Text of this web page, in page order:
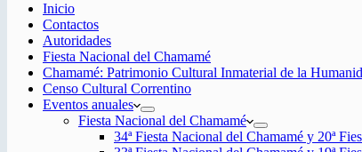
Inicio
Contactos
Autoridades
Fiesta Nacional del Chamamé
Chamamé: Patrimonio Cultural Inmaterial de la
Censo Cultural Correntino
Eventos anuales
Fiesta Nacional del Chamamé
34ª Fiesta Nacional del Chamamé y 20ª